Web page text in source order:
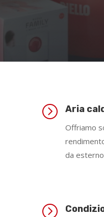
= Aria
Offriamo
da esterno
=